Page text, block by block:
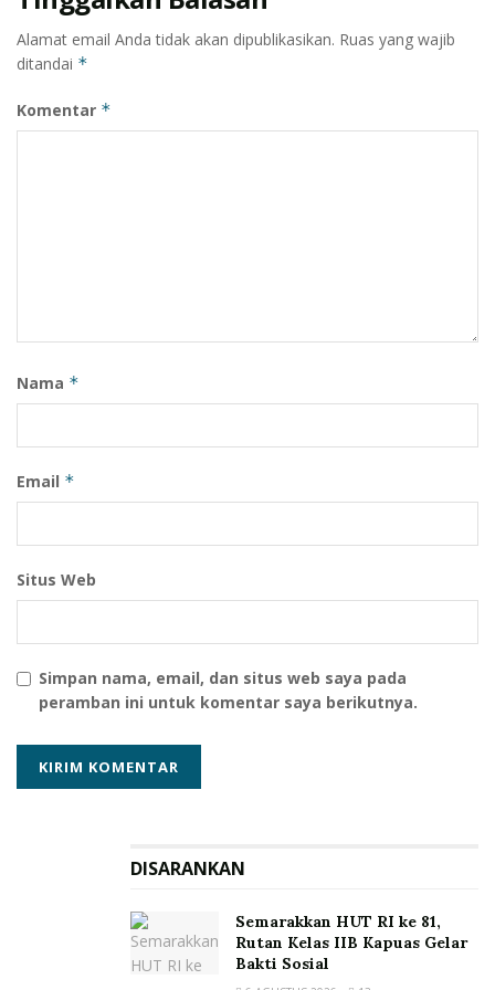
Alamat email Anda tidak akan dipublikasikan. Ruas yang wajib
ditandai *
Komentar *
Nama *
Email *
Situs Web
Simpan nama, email, dan situs web saya pada
peramban ini untuk komentar saya berikutnya.
DISARANKAN
Semarakkan HUT RI ke 81,
Rutan Kelas IIB Kapuas Gelar
Bakti Sosial